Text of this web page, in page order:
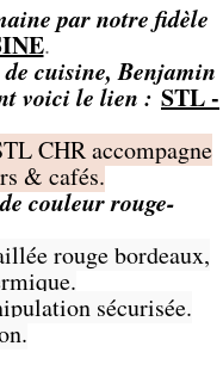
par notre fidèle
.
cuisine, Benjamin
voici le lien : STL -
CHR accompagne
& cafés.
couleur rouge-
rouge bordeaux,
sécurisée.